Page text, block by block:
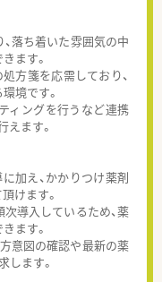
落ち着いた雰囲気の中
ます。
方箋を応需しており、
境です。
ィングを行うなど連携
えます。
加え、かかりつけ薬剤
けます。
導入しているため、薬
ます。
意図の確認や最新の薬
します。